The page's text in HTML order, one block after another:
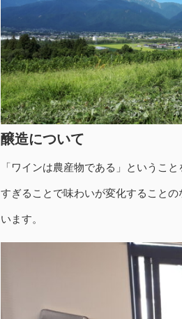
醸造について
「ワインは農産物である」というこ
すぎることで味わいが変化すること
います。